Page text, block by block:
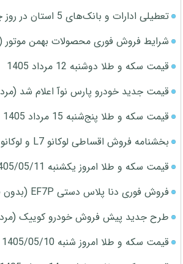
تعطیلی ادارات و بانک‌های 5 استان در روز چهارشنبه
شرایط فروش فوری محصولات بهمن موتور
قیمت سکه و طلا دوشنبه 12 مرداد 1405
قیمت جدید خودرو پارس نوآ اعلام شد (مرداد
قیمت سکه و طلا پنج‌شنبه 15 مرداد 1405
بخشنامه فروش اقساطی لوکانو L7 و لوکانو L8 (مرداد 1405)
قیمت سکه و طلا امروز یکشنبه 1405/05/11
فروش فوری دنا پلاس دستی EF7P (بدون قرعه کشی)
طرح جدید پیش فروش خودرو کوییک (مرداد
قیمت سکه و طلا امروز شنبه 1405/05/10